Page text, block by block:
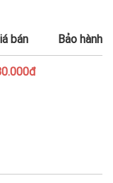
bán Bảo hành